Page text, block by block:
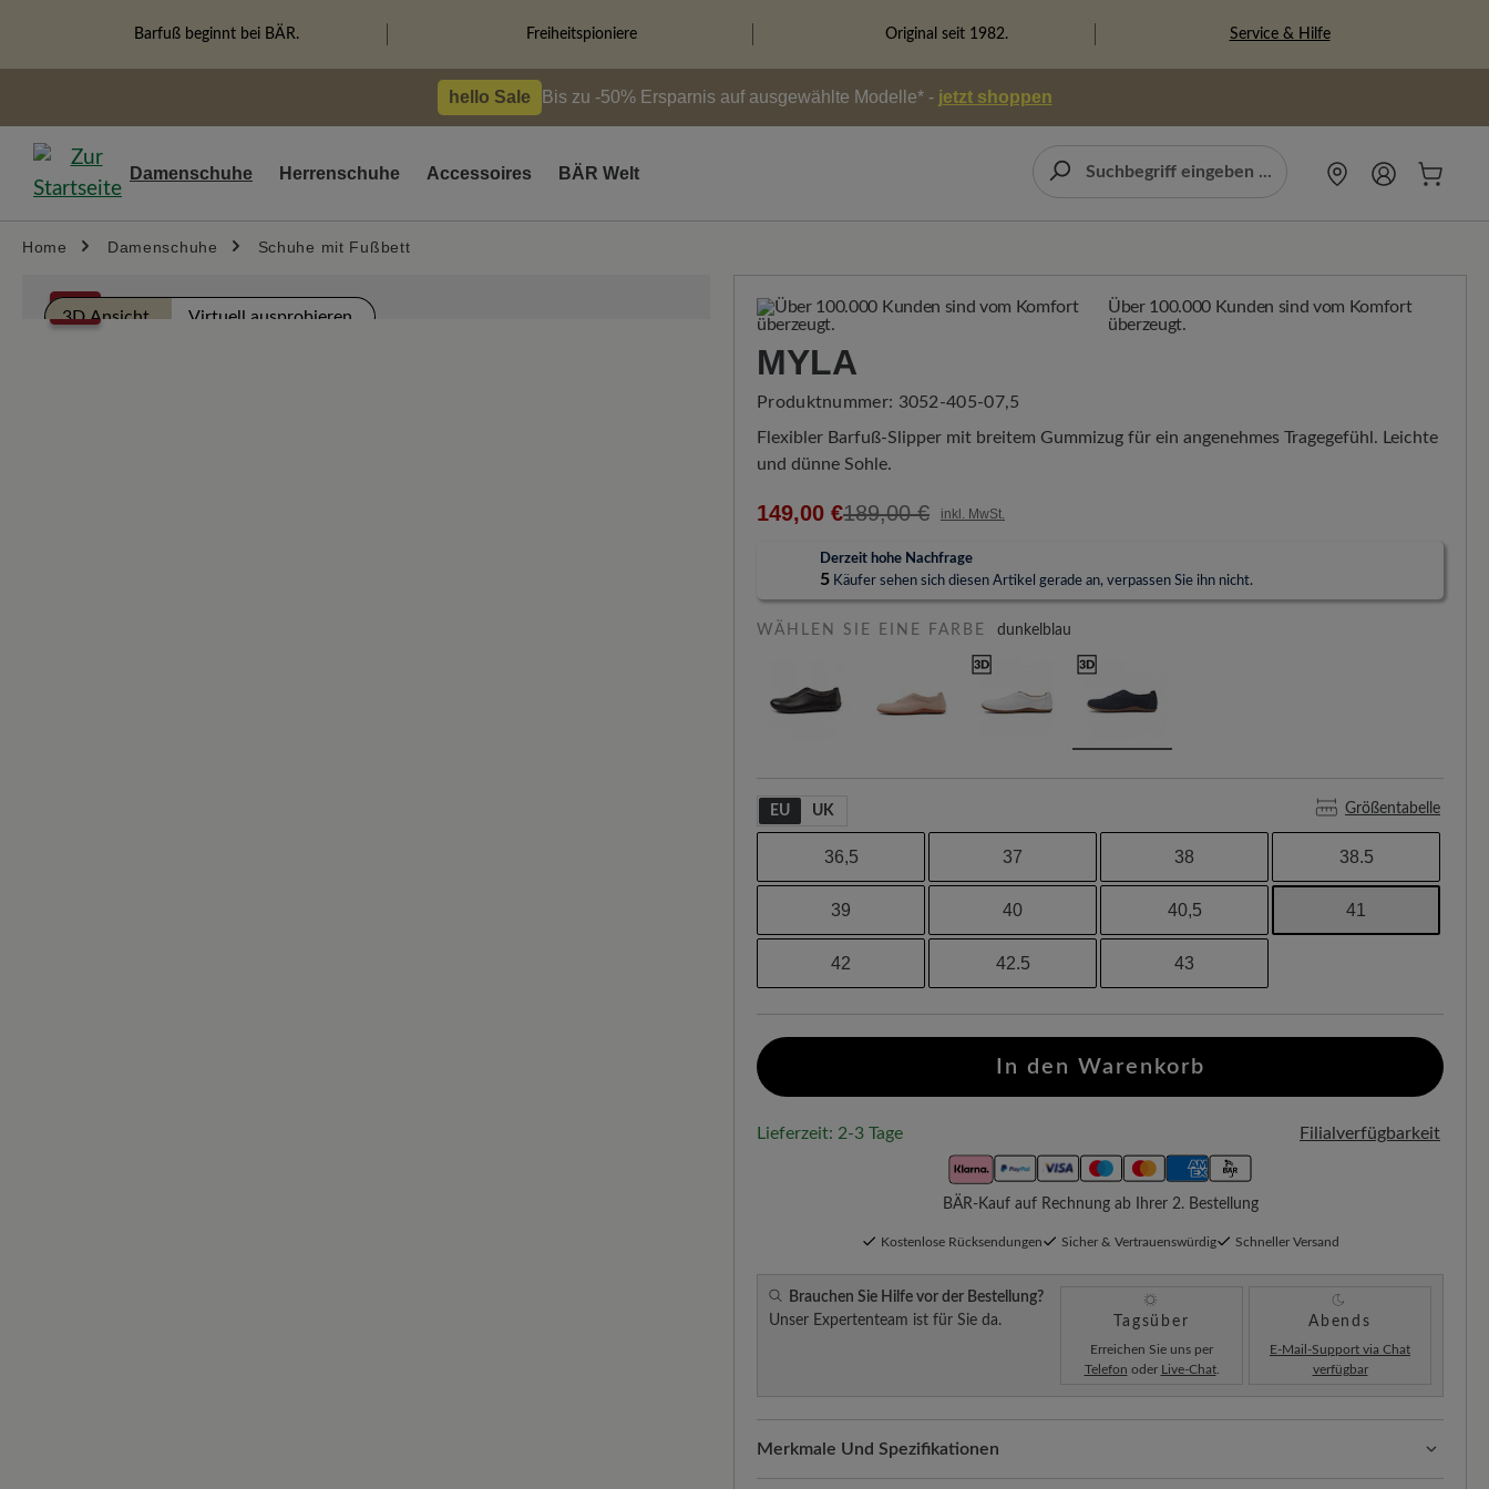
Zur Hauptnavigation springen
Barfuß beginnt bei BÄR. Freiheitspioniere Original seit 1982. Service & Hilfe
hello Sale Bis zu -50% Ersparnis auf ausgewählte Modelle* - jetzt shoppen
Damenschuhe Herrenschuhe Accessoires BÄR Welt
Home Damenschuhe Schuhe mit Fußbett
%
Bildergalerie überspringen
3D Ansicht Virtuell ausprobieren
Über 100.000 Kunden sind vom Komfort
überzeugt.
MYLA
Produktnummer: 3052-405-07,5
Flexibler Barfuß-Slipper mit breitem Gummizug für ein angenehmes Tragegefühl. Leichte
und dünne Sohle.
149,00 €189,00 € inkl. MwSt.
Derzeit hohe Nachfrage
5 Käufer sehen sich diesen Artikel gerade an, verpassen Sie ihn nicht.
WÄHLEN SIE EINE FARBE dunkelblau
EU UK Größentabelle
36,5 37 38 38.5
39 40 40,5 41
42 42.5 43
In den Warenkorb
Lieferzeit: 2-3 Tage Filialverfügbarkeit
BÄR-Kauf auf Rechnung ab Ihrer 2. Bestellung
Kostenlose Rücksendungen Sicher & Vertrauenswürdig Schneller Versand
Brauchen Sie Hilfe vor der Bestellung?
Unser Expertenteam ist für Sie da.
Tagsüber
Erreichen Sie uns per
Telefon oder Live-Chat.
Abends
E-Mail-Support via Chat
verfügbar
Merkmale Und Spezifikationen
Freeyourfeet!Die perfekte Passform mit 100% Zehenfreiheit. Natürlich geformte